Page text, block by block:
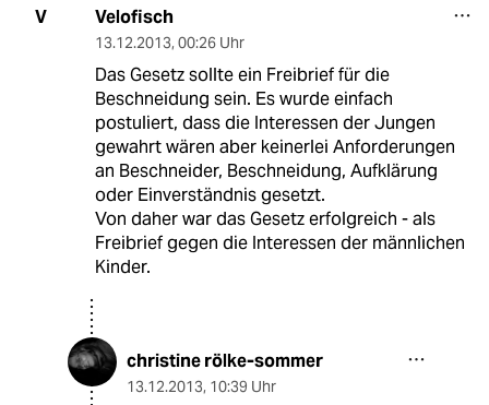
V Velofisch
13.12.2013, 00:26 Uhr
Das Gesetz sollte ein Freibrief für die
Beschneidung sein. Es wurde einfach
postuliert, dass die Interessen der Jungen
gewahrt wären aber keinerlei Anforderungen
an Beschneider, Beschneidung, Aufklärung
oder Einverständnis gesetzt.
Von daher war das Gesetz erfolgreich - als
Freibrief gegen die Interessen der männlichen
Kinder.
christine rölke-sommer
13.12.2013, 10:39 Uhr